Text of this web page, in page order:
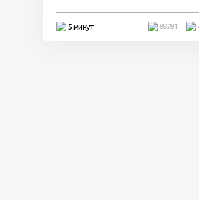
5 минут 88781